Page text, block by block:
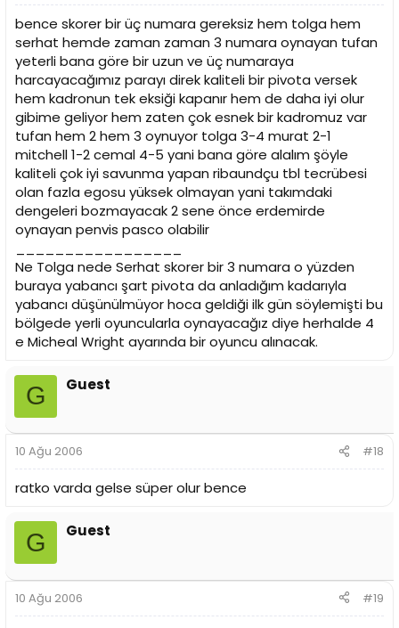
bence skorer bir üç numara gereksiz hem tolga hem
serhat hemde zaman zaman 3 numara oynayan tufan
yeterli bana göre bir uzun ve üç numaraya
harcayacağımız parayı direk kaliteli bir pivota versek
hem kadronun tek eksiği kapanır hem de daha iyi olur
gibime geliyor hem zaten çok esnek bir kadromuz var
tufan hem 2 hem 3 oynuyor tolga 3-4 murat 2-1
mitchell 1-2 cemal 4-5 yani bana göre alalım şöyle
kaliteli çok iyi savunma yapan ribaundçu tbl tecrübesi
olan fazla egosu yüksek olmayan yani takımdaki
dengeleri bozmayacak 2 sene önce erdemirde
oynayan penvis pasco olabilir
Ne Tolga nede Serhat skorer bir 3 numara o yüzden
buraya yabancı şart pivota da anladığım kadarıyla
yabancı düşünülmüyor hoca geldiği ilk gün söylemişti bu
bölgede yerli oyuncularla oynayacağız diye herhalde 4
e Micheal Wright ayarında bir oyuncu alınacak.
G Guest
10 Ağu 2006 #18
ratko varda gelse süper olur bence
G Guest
10 Ağu 2006 #19